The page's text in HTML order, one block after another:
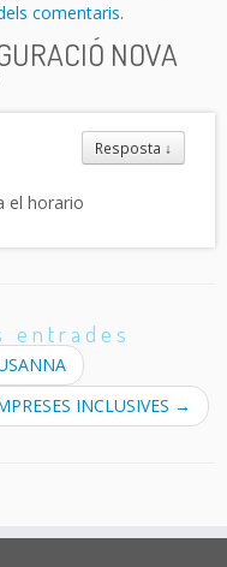
comentaris.
NOVA
Resposta ↓
el horario
entrades
INCLUSIVES →